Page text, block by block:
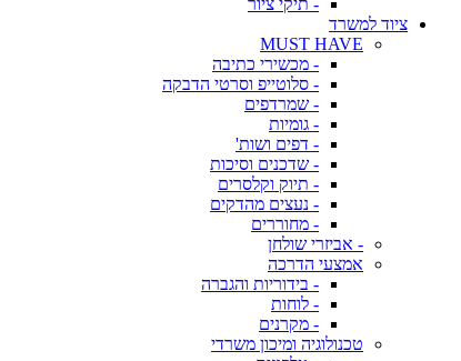
- תיקי ציור
ציוד למשרד
MUST HAVE
- מכשירי כתיבה
- סלוטייפ וסרטי הדבקה
- שמרדפים
- גומיות
- דפים ושות'
- שדכנים וסיכות
- תיוק וקלסרים
- נעצים מהדקים
- מחוררים
- אביזרי שולחן
אמצעי הדרכה
- בידוריות והגברה
- לוחות
- מקרנים
טכנולוגיה ומיכון משרדי